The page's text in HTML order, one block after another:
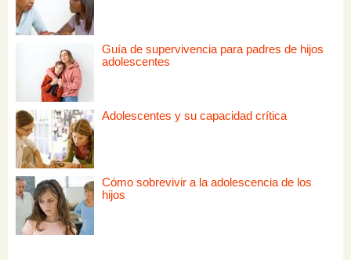
Guía de supervivencia para padres de hijos
adolescentes
Adolescentes y su capacidad crítica
Cómo sobrevivir a la adolescencia de los
hijos